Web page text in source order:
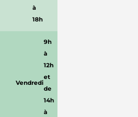
à
18h
Vendredi
9h
à
12h
et
de
14h
à